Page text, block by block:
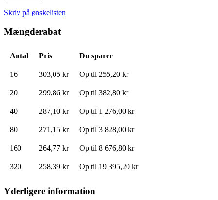
Skriv på ønskelisten
Mængderabat
Antal Pris Du sparer
16 303,05 kr Op til 255,20 kr
20 299,86 kr Op til 382,80 kr
40 287,10 kr Op til 1 276,00 kr
80 271,15 kr Op til 3 828,00 kr
160 264,77 kr Op til 8 676,80 kr
320 258,39 kr Op til 19 395,20 kr
Yderligere information